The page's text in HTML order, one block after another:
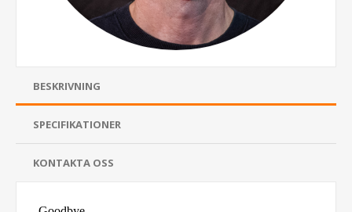
BESKRIVNING
SPECIFIKATIONER
KONTAKTA OSS